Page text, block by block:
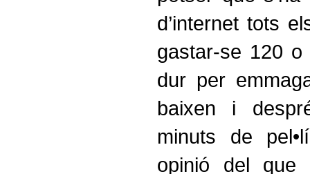
d’internet tots
gastar-se 120
dur per
baixen i
minuts de
opinió del que